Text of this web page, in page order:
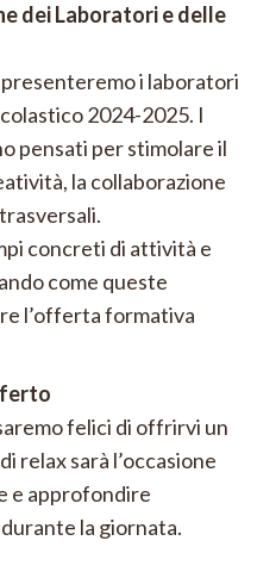
dei Laboratori e delle
i laboratori
2024-2025. I
pensati per stimolare il
la collaborazione
concreti di attività e
come queste
l’offerta formativa
felici di offrirvi un
relax sarà l’occasione
e approfondire
la giornata.